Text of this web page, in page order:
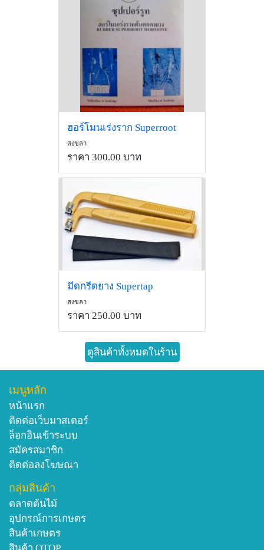
ฮอร์โมนเร่งราก Superroot
สงขลา
ราคา 300.00 บาท
มีดกรีดยาง Supertap
สงขลา
ราคา 250.00 บาท
ดูสินค้าทั้งหมดในร้าน
เมนูหลัก
หน้าแรก
ติดต่อเว็บมาสเตอร์
ล็อกอินเข้าระบบ
สมัครสมาชิก
ติดต่อลงโฆษณา
กลุ่มสินค้า
ตลาดต้นไม้
อุปกรณ์การเกษตร
สินค้าเกษตร